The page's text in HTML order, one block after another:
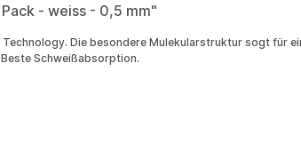
- weiss - 0,5 mm"
Die besondere Mulekularstruktur sogt für
Schweißabsorption.